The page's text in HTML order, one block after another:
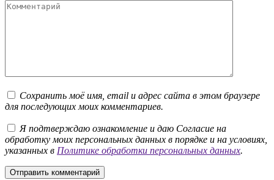
Сохранить моё имя, email и адрес сайта в этом браузере
для последующих моих комментариев.
Я подтверждаю ознакомление и даю Согласие на
обработку моих персональных данных в порядке и на условиях,
указанных в Политике обработки персональных данных.